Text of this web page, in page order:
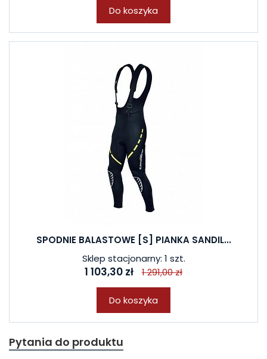
Do koszyka
SPODNIE BALASTOWE [S] PIANKA SANDIL...
Sklep stacjonarny: 1 szt.
1 103,30 zł 1 291,00 zł
Do koszyka
Pytania do produktu